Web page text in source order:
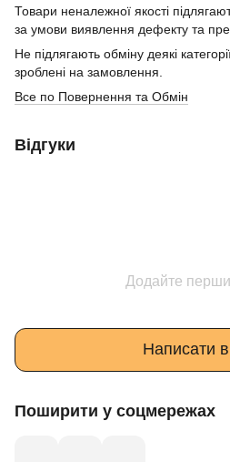
Товари неналежної якості
за умови виявлення дефекту та
Не підлягають обміну деякі
зроблені на замовлення.
Все по Повернення та Обмін
Відгуки
Додайте
Написати
Поширити у соцмережах